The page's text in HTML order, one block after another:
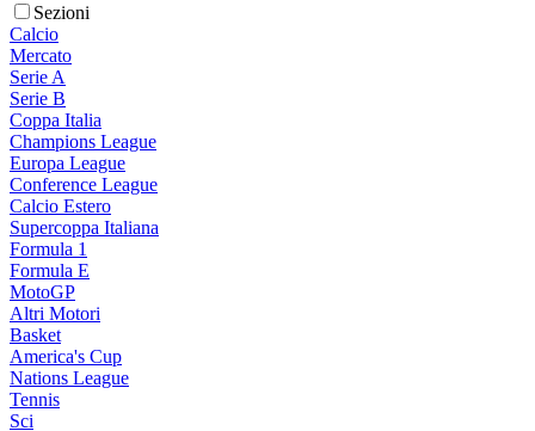
Sezioni
Calcio
Mercato
Serie A
Serie B
Coppa Italia
Champions League
Europa League
Conference League
Calcio Estero
Supercoppa Italiana
Formula 1
Formula E
MotoGP
Altri Motori
Basket
America's Cup
Nations League
Tennis
Sci